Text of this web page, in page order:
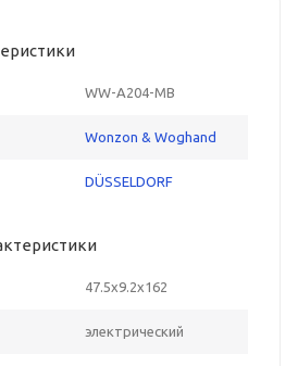
WW-A204-MB
Wonzon & Woghand
DÜSSELDORF
47.5x9.2x162
электрический